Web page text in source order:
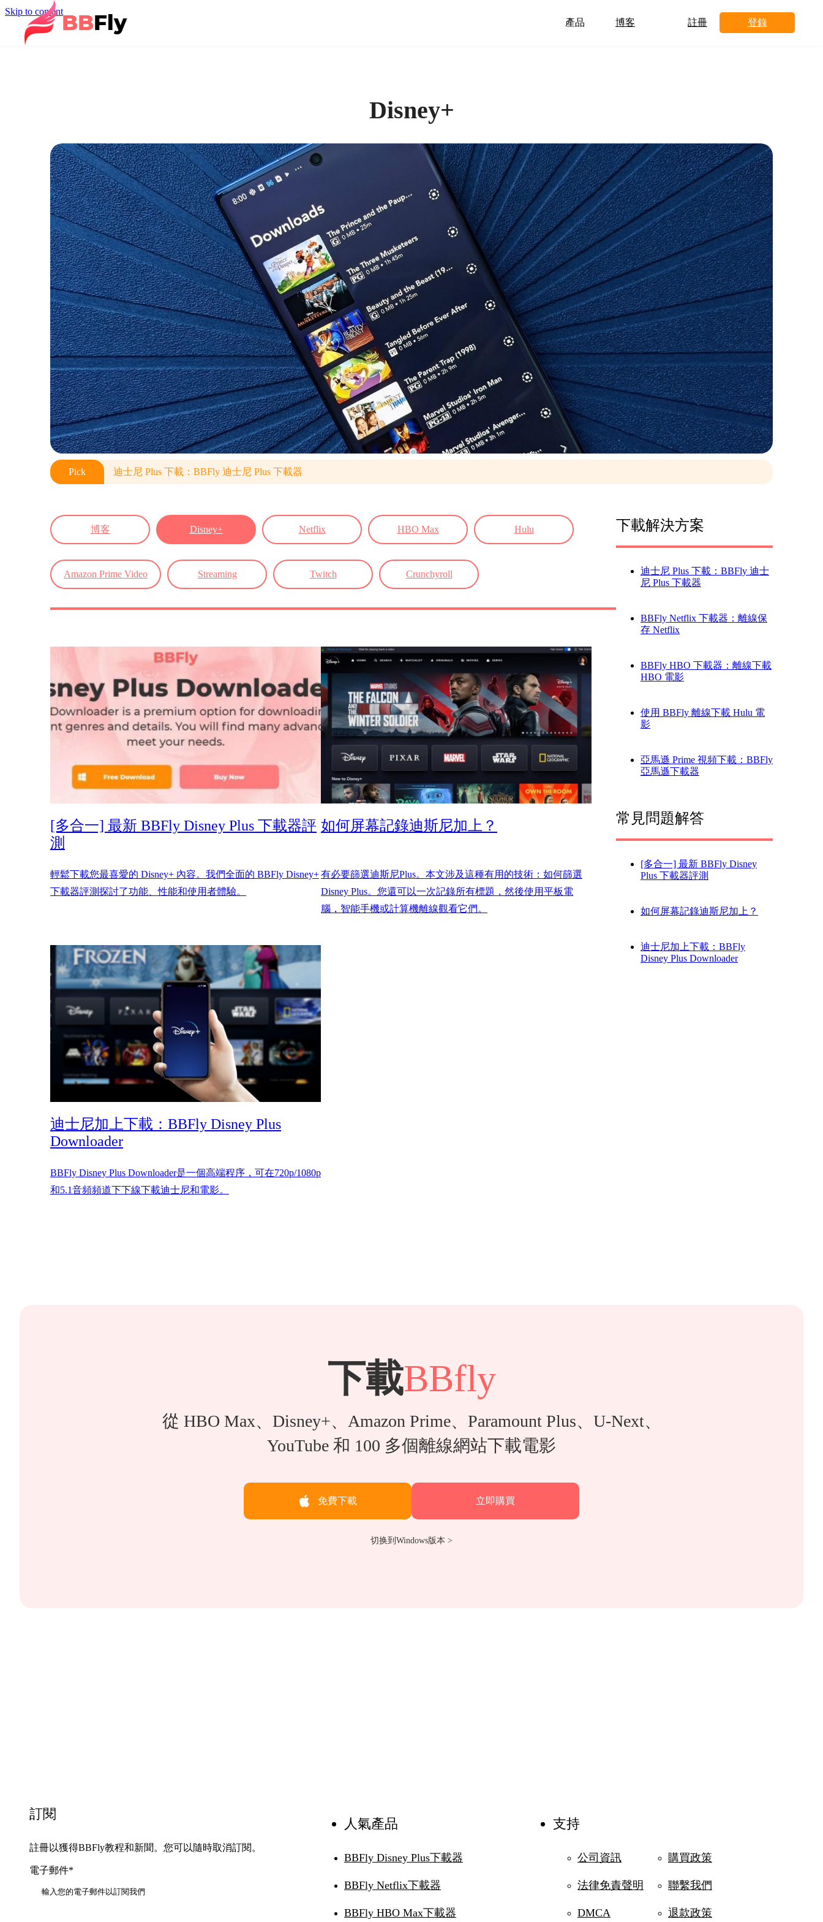
Skip to content
產品
博客 註冊 登錄
Disney+
Pick 迪士尼 Plus 下載：BBFly 迪士尼 Plus 下載器
博客 Disney+ Netflix HBO Max Hulu
Amazon Prime Video Streaming Twitch Crunchyroll
[多合一] 最新 BBFly Disney Plus 下載器評
測
輕鬆下載您最喜愛的 Disney+ 內容。我們全面的 BBFly Disney+
下載器評測探討了功能、性能和使用者體驗。
如何屏幕記錄迪斯尼加上？
有必要篩選迪斯尼Plus。本文涉及這種有用的技術：如何篩選
Disney Plus。您還可以一次記錄所有標題，然後使用平板電
腦，智能手機或計算機離線觀看它們。
迪士尼加上下載：BBFly Disney Plus
Downloader
BBFly Disney Plus Downloader是一個高端程序，可在720p/1080p
和5.1音頻頻道下下線下載迪士尼和電影。
下載解決方案
迪士尼 Plus 下載：BBFly 迪士
尼 Plus 下載器
BBFly Netflix 下載器：離線保
存 Netflix
BBFly HBO 下載器：離線下載
HBO 電影
使用 BBFly 離線下載 Hulu 電
影
亞馬遜 Prime 視頻下載：BBFly
亞馬遜下載器
常見問題解答
[多合一] 最新 BBFly Disney
Plus 下載器評測
如何屏幕記錄迪斯尼加上？
迪士尼加上下載：BBFly
Disney Plus Downloader
下載BBfly
從 HBO Max、Disney+、Amazon Prime、Paramount Plus、U-Next、
YouTube 和 100 多個離線網站下載電影
免費下載 立即購買
切换到Windows版本 >
訂閱
註冊以獲得BBFly教程和新聞。您可以隨時取消訂閱。
電子郵件*
人氣產品
BBFly Disney Plus下載器
BBFly Netflix下載器
BBFly HBO Max下載器
支持
公司資訊
法律免責聲明
DMCA
購買政策
聯繫我們
退款政策